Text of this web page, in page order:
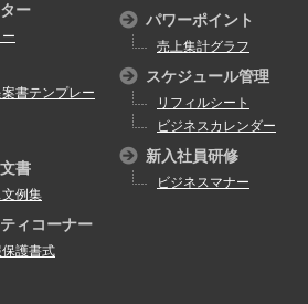
ー
書テンプレー
書
文例集
ィコーナー
護書式
パワーポイント
売上集計グラフ
スケジュール管理
リフィルシート
ビジネスカレンダー
新入社員研修
ビジネスマナー